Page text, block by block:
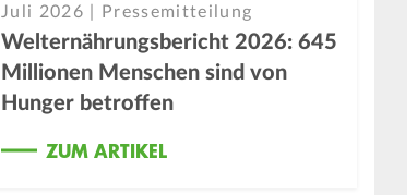
Juli 2026 | Pressemitteilung
Welternährungsbericht 2026: 645
Millionen Menschen sind von
Hunger betroffen
ZUM ARTIKEL